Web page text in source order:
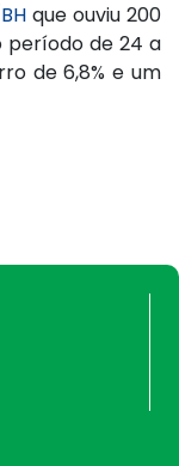
que ouviu 200
período de 24 a
de 6,8% e um